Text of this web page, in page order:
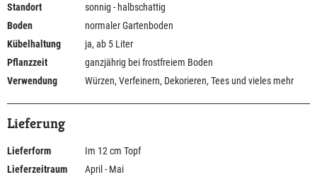
Standort
sonnig - halbschattig
Boden
normaler Gartenboden
Kübelhaltung
ja, ab 5 Liter
Pflanzzeit
ganzjährig bei frostfreiem Boden
Verwendung
Würzen, Verfeinern, Dekorieren, Tees und vieles mehr
Lieferung
Lieferform
Im 12 cm Topf
Lieferzeitraum
April - Mai